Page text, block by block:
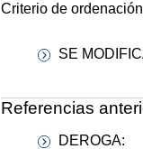
Criterio de
SE
Referencias
DEROGA: